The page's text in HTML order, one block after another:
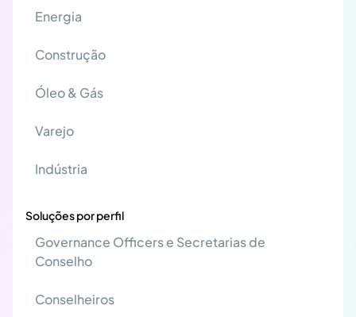
Energia
Construção
Óleo & Gás
Varejo
Indústria
Soluções por perfil
Governance Officers e Secretarias de
Conselho
Conselheiros